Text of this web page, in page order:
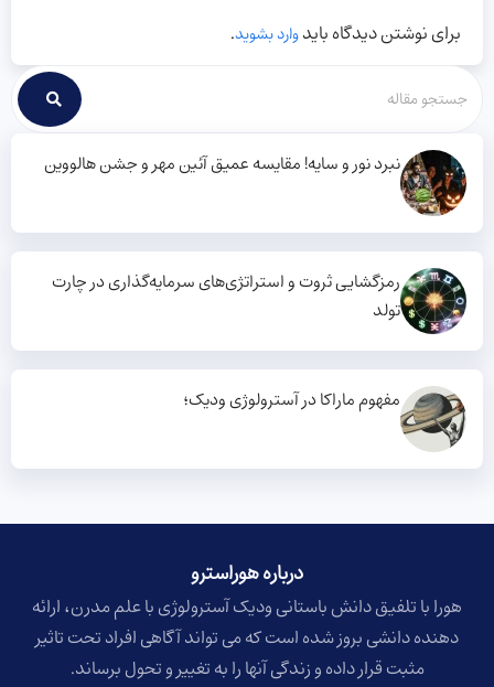
برای نوشتن دیدگاه بایدوارد بشوید.
نبرد نور و سایه! مقایسه عمیق آئین مهر و جشن هالووین
رمزگشایی ثروت و استراتژی‌های سرمایه‌گذاری در چارت
تولد
مفهوم ماراکا در آسترولوژی ودیک؛
درباره هوراسترو​
هورا با تلفیق دانش باستانی ودیک آسترولوژی با علم مدرن، ارائه
دهنده دانشی بروز شده است که می تواند آگاهی افراد تحت تاثیر
مثبت قرار داده و زندگی آنها را به تغییر و تحول برساند.